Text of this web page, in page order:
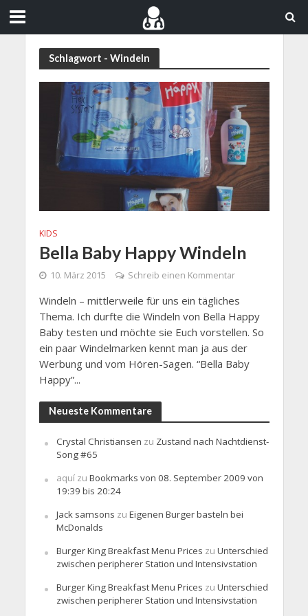
Schlagwort - Windeln
KIDS
Bella Baby Happy Windeln
10. März 2015 Schreib einen Kommentar
Windeln – mittlerweile für uns ein tägliches
Thema. Ich durfte die Windeln von Bella Happy
Baby testen und möchte sie Euch vorstellen. So
ein paar Windelmarken kennt man ja aus der
Werbung und vom Hören-Sagen. “Bella Baby
Happy”...
Neueste Kommentare
Crystal Christiansen zu Zustand nach Nachtdienst-
Song #65
aquízu Bookmarks von 08. September 2009 von
19:39 bis 20:24
Jack samsons zu Eigenen Burger basteln bei
McDonalds
Burger King Breakfast Menu Prices zu Unterschied
zwischen peripherer Station und Intensivstation
Burger King Breakfast Menu Prices zu Unterschied
zwischen peripherer Station und Intensivstation